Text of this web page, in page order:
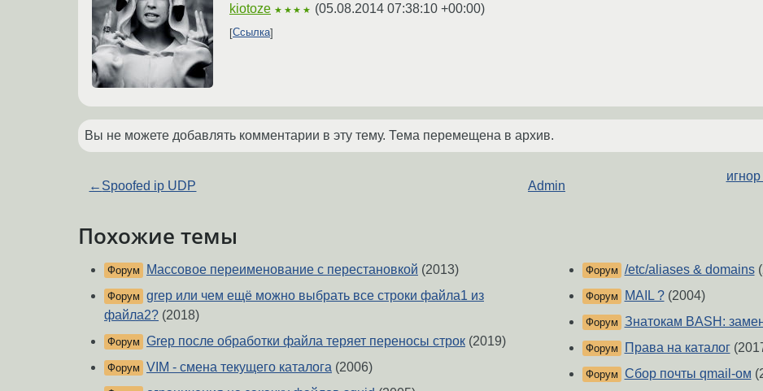
kiotoze ★★★★ (05.08.2014 07:38:10 +00:00)
Ссылка
Вы не можете добавлять комментарии в эту тему. Тема перемещена в архив.
← Spoofed ip UDP Admin
Похожие темы
Форум Массовое переименование с перестановкой (2013)
Форум grep или чем ещё можно выбрать все строки файла1 из
файла2? (2018)
Форум Grep после обработки файла теряет переносы строк (2019)
Форум VIM - смена текущего каталога (2006)
Форум /etc/aliases & domains
Форум MAIL ?(2004)
Форум Знатокам BASH:
Форум Права на каталог
Форум Сбор почты qmail-ом